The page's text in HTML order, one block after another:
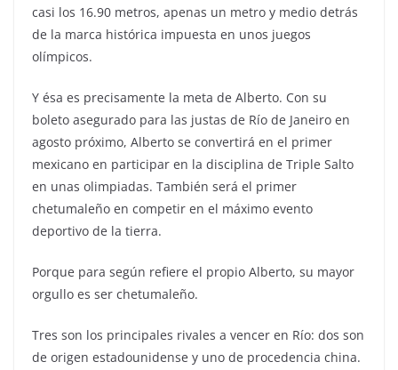
casi los 16.90 metros, apenas un metro y medio detrás
de la marca histórica impuesta en unos juegos
olímpicos.
Y ésa es precisamente la meta de Alberto. Con su
boleto asegurado para las justas de Río de Janeiro en
agosto próximo, Alberto se convertirá en el primer
mexicano en participar en la disciplina de Triple Salto
en unas olimpiadas. También será el primer
chetumaleño en competir en el máximo evento
deportivo de la tierra.
Porque para según refiere el propio Alberto, su mayor
orgullo es ser chetumaleño.
Tres son los principales rivales a vencer en Río: dos son
de origen estadounidense y uno de procedencia china.